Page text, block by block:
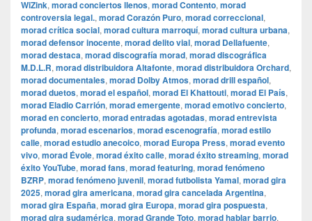
WiZink, morad conciertos llenos, morad Contento, morad
controversia legal., morad Corazón Puro, morad correccional,
morad crítica social, morad cultura marroquí, morad cultura urbana,
morad defensor inocente, morad delito vial, morad Dellafuente,
morad destaca, morad discografía morad, morad discográfica
M.D.L.R, morad distribuidora Altafonte, morad distribuidora Orchard,
morad documentales, morad Dolby Atmos, morad drill español,
morad duetos, morad el español, morad El Khattouti, morad El País,
morad Eladio Carrión, morad emergente, morad emotivo concierto,
morad en concierto, morad entradas agotadas, morad entrevista
profunda, morad escenarios, morad escenografía, morad estilo
calle, morad estudio anecoico, morad Europa Press, morad evento
vivo, morad Évole, morad éxito calle, morad éxito streaming, morad
éxito YouTube, morad fans, morad featuring, morad fenómeno
BZRP, morad fenómeno juvenil, morad futbolista Yamal, morad gira
2025, morad gira americana, morad gira cancelada Argentina,
morad gira España, morad gira Europa, morad gira pospuesta,
morad gira sudamérica, morad Grande Toto, morad hablar barrio,